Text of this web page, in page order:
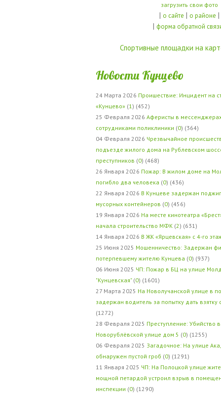
загрузить свои фото
| о сайте | о районе |
| форма обратной
Спортивные площадки на
Новости Кунцево
24 Марта 2026 Проишествие: Инцидент на
«Кунцево» (1 ) (452)
25 Февраля 2026 Аферисты в
сотрудниками поликлиники (0) (364)
04 Февраля 2026 Чрезвычайное
подъезде жилого дома на Рублевском
преступников (0) (468)
26 Января 2026 Пожар: В жилом доме на
погибло два человека (0) (436)
22 Января 2026 В Кунцеве задержан
мусорных контейнеров (0) (456)
19 Января 2026 На месте кинотеатра
начала строительство МФК (2) (631)
14 Января 2026 В ЖК «Ярцевская» с 4-го
25 Июня 2025 Мошенничество: Задержан
потерпевшему жителю Кунцева (0) (937)
06 Июня 2025 ЧП: Пожар в БЦ на улице
"Кунцевская" (0) (1601)
27 Марта 2025 На Новолучанской улице в
задержан водитель за попытку дать
(1272)
28 Февраля 2025 Преступление: Убийство
Новорублёвской улице дом 5 (0) (1255)
06 Февраля 2025 Загадочное: На улице
обнаружен пустой гроб (0) (1291)
11 Января 2025 ЧП: На Полоцкой улице
мощной петардой устроил взрыв в
инспекции (0) (1290)